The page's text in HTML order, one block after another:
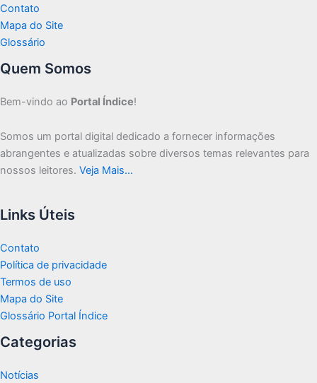
Contato
Mapa do Site
Glossário
Quem Somos
Bem-vindo ao Portal Índice!
Somos um portal digital dedicado a fornecer informações
abrangentes e atualizadas sobre diversos temas relevantes para
nossos leitores. Veja Mais…
Links Úteis
Contato
Política de privacidade
Termos de uso
Mapa do Site
Glossário Portal Índice
Categorias
Notícias